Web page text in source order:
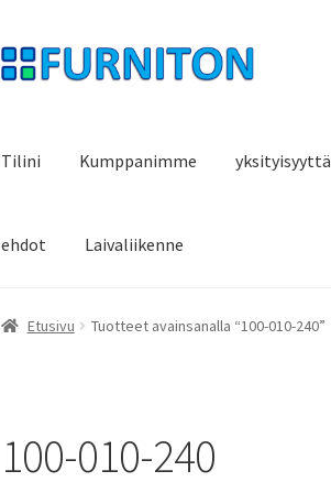
Siirry
navigointiin
Siirry
sisältöön
Tilini Kumppanimme yksityisyyttä
ehdot Laivaliikenne
Etusivu Tuotteet avainsanalla “100-010-240”
100-010-240